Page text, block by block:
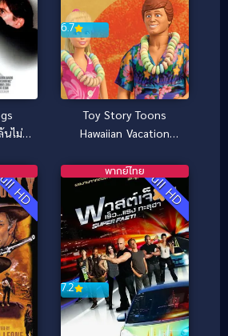
ไม่
6.7
Toy Story Toons
Hawaiian Vacation
HD Full HD
7.2
พากย์ไทย